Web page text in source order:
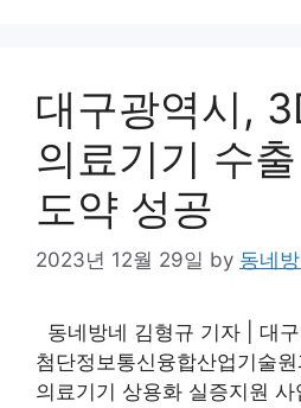
대구광역시,
의료기기 수
도약 성공
2023년 12월 29일 by 동네
동네방네 김형규 기자 | 대
첨단정보통신융합산업기술
의료기기 상용화 실증지원 사